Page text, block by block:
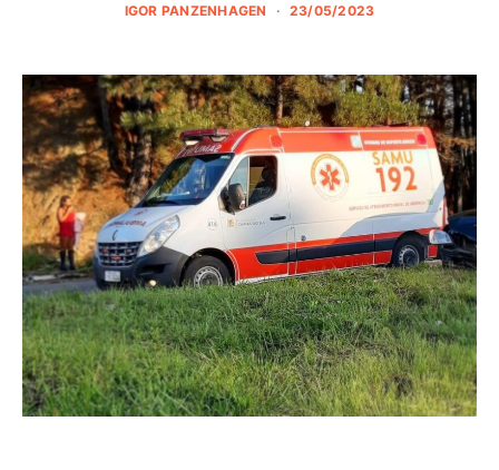
IGOR PANZENHAGEN 23/05/2023